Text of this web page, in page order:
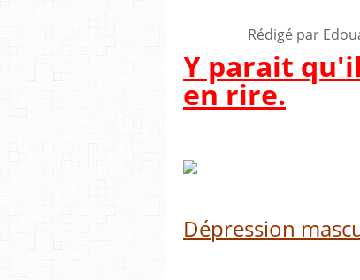
Rédigé par
Y parait
en rire.
Dépression